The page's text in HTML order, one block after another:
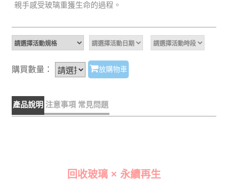
親手感受玻璃重獲生命的過程。
購買數量： 放購物車
產品說明 注意事項 常見問題
回收玻璃 × 永續再生